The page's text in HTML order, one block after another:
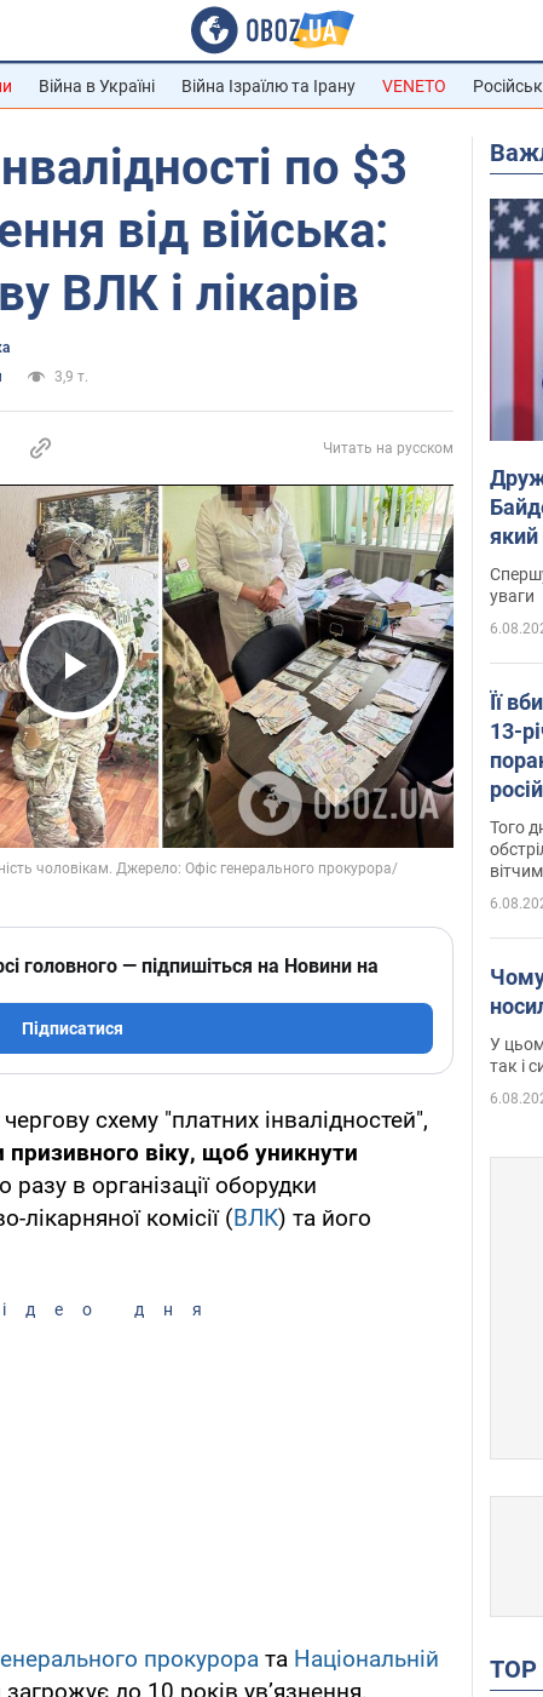
Війна в Україні Війна Ізраїлю та Ірану VENETO
по $3
від війська:
ВЛК і лікарів
3,9 т.
Читать на русском
Play Video
головного — підпишіться на Новини на
Підписатися
схему "платних інвалідностей",
призивного віку, щоб уникнути
разу в організації оборудки
лікарняної комісії (ВЛК) та його
дня
прокурора та Національній
який
уваги
Її
13-
Того
У
так і